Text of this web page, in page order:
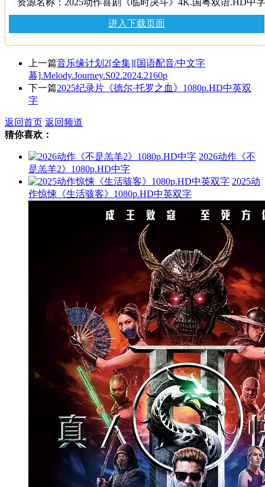
进入下载页面
上一篇音乐缘计划2[全集][国语配音/中文字
幕].Melody.Journey.S02.2024.2160p
下一篇2025纪录片《德尔·托罗之血》1080p.HD中英双
字
返回首页 返回频道
猜你喜欢：
2026动作《不
是羔羊2》1080p.HD中字
2025动
作惊悚《生活骇客》1080p.HD中英双字